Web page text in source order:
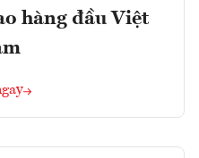
hàng đầu Việt